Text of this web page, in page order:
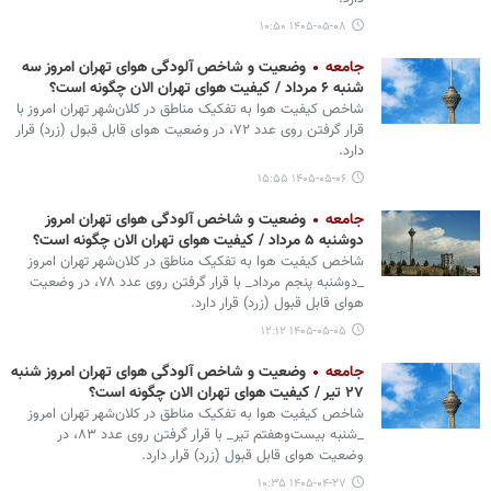
۱۴۰۵-۰۵-۰۸ ۱۰:۵۰
جامعه
وضعیت و شاخص آلودگی هوای تهران امروز سه
شنبه ۶ مرداد / کیفیت هوای تهران الان چگونه است؟
شاخص کیفیت هوا به تفکیک مناطق در کلان‌شهر تهران امروز با
قرار گرفتن روی عدد ۷۲، در وضعیت هوای قابل قبول (زرد) قرار
دارد.
۱۴۰۵-۰۵-۰۶ ۱۵:۵۵
جامعه
وضعیت و شاخص آلودگی هوای تهران امروز
دوشنبه ۵ مرداد / کیفیت هوای تهران الان چگونه است؟
شاخص کیفیت هوا به تفکیک مناطق در کلان‌شهر تهران امروز
_دوشنبه پنجم مرداد_ با قرار گرفتن روی عدد ۷۸، در وضعیت
هوای قابل قبول (زرد) قرار دارد.
۱۴۰۵-۰۵-۰۵ ۱۲:۱۲
جامعه
وضعیت و شاخص آلودگی هوای تهران امروز شنبه
۲۷ تیر / کیفیت هوای تهران الان چگونه است؟
شاخص کیفیت هوا به تفکیک مناطق در کلان‌شهر تهران امروز
_شنبه بیست‌وهفتم تیر_ با قرار گرفتن روی عدد ۸۳، در
وضعیت هوای قابل قبول (زرد) قرار دارد.
۱۴۰۵-۰۴-۲۷ ۱۰:۳۵